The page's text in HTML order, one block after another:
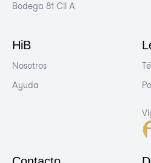
Bodega 81 Cll A
HiB
Nosotros
Ayuda